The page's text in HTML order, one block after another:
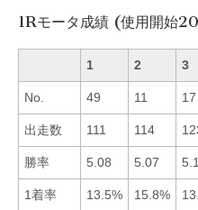
1Rモータ成績 (使用開始
1 2 3
No. 49 11 17
出走数 111 114
勝率 5.08 5.07
1着率 13.5% 15.8%